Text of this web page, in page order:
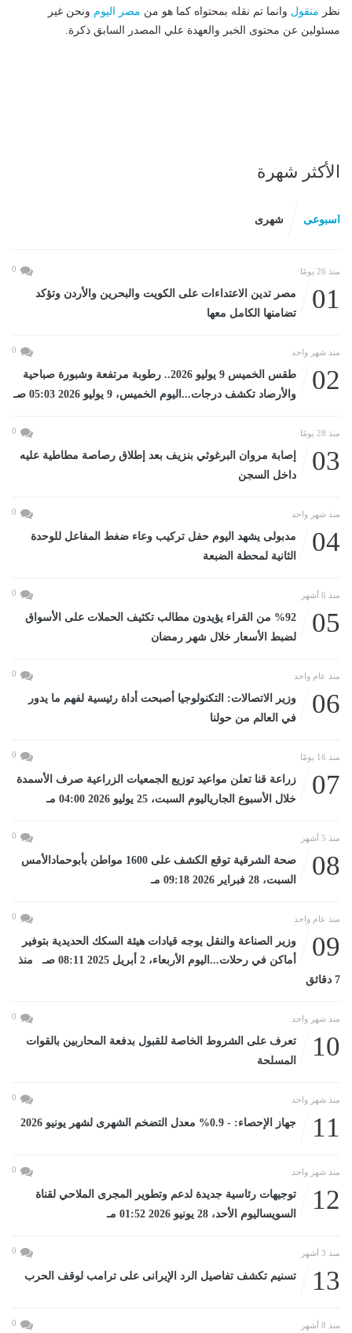
نظر منقول وانما تم نقله بمحتواه كما هو من مصر اليوم ونحن غير
مسئولين عن محتوى الخبر والعهدة علي المصدر السابق ذكرة.
الأكثر شهرة
اسبوعى شهرى
منذ 26 يومًا 0
01
مصر تدين الاعتداءات على الكويت والبحرين والأردن وتؤكد
تضامنها الكامل معها
منذ شهر واحد 0
02
طقس الخميس 9 يوليو 2026.. رطوبة مرتفعة وشبورة صباحية
والأرصاد تكشف درجات...اليوم الخميس، 9 يوليو 2026 05:03 صـ
منذ 28 يومًا 0
03
إصابة مروان البرغوثي بنزيف بعد إطلاق رصاصة مطاطية عليه
داخل السجن
منذ شهر واحد 0
04
مدبولى يشهد اليوم حفل تركيب وعاء ضغط المفاعل للوحدة
الثانية لمحطة الضبعة
منذ 6 أشهر 0
05
%92 من القراء يؤيدون مطالب تكثيف الحملات على الأسواق
لضبط الأسعار خلال شهر رمضان
منذ عام واحد 0
06
وزير الاتصالات: التكنولوجيا أصبحت أداة رئيسية لفهم ما يدور
في العالم من حولنا
منذ 16 يومًا 0
07
زراعة قنا تعلن مواعيد توزيع الجمعيات الزراعية صرف الأسمدة
خلال الأسبوع الجارياليوم السبت، 25 يوليو 2026 04:00 مـ
منذ 5 أشهر 0
08
صحة الشرقية توقع الكشف على 1600 مواطن بأبوحمادالأمس
السبت، 28 فبراير 2026 09:18 مـ
منذ عام واحد 0
09
وزير الصناعة والنقل يوجه قيادات هيئة السكك الحديدية بتوفير
أماكن في رحلات...اليوم الأربعاء، 2 أبريل 2025 08:11 صـ منذ
7 دقائق
منذ شهر واحد 0
10
تعرف على الشروط الخاصة للقبول بدفعة المحاربين بالقوات
المسلحة
منذ شهر واحد 0
11 جهاز الإحصاء: - 0.9% معدل التضخم الشهرى لشهر يونيو 2026
منذ شهر واحد 0
12
توجيهات رئاسية جديدة لدعم وتطوير المجرى الملاحي لقناة
السويساليوم الأحد، 28 يونيو 2026 01:52 مـ
منذ 3 أشهر 0
13 تسنيم تكشف تفاصيل الرد الإيرانى على ترامب لوقف الحرب
منذ 8 أشهر 0